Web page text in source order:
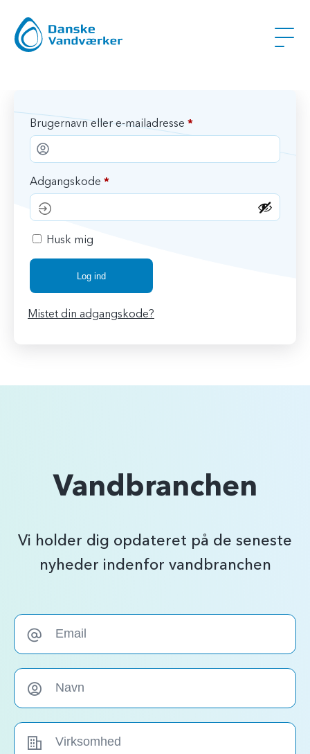
Brugernavn eller e-mailadresse *P
Adgangskode *P
v
e
Husk mig
Log ind
Mistet din adgangskode?
Vandbranchen
Vi holder dig opdateret på de seneste
nyheder indenfor vandbranchen